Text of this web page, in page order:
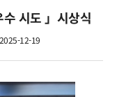
수 시도 」시상식
2025-12-19